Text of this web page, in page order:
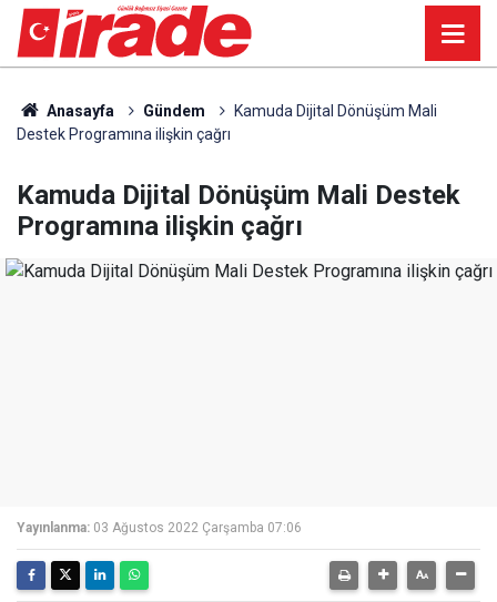
Anasayfa Gündem
Kamuda Dijital Dönüşüm Mali
Destek Programına ilişkin çağrı
Kamuda Dijital Dönüşüm Mali Destek
Programına ilişkin çağrı
Yayınlanma: 03 Ağustos 2022 Çarşamba 07:06